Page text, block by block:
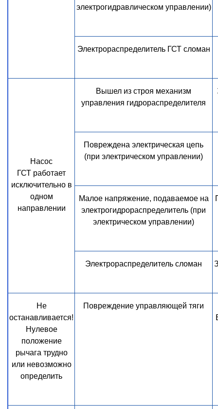
электрогидравлическом управлении)
Электрораспределитель ГСТ сломан
Насос
ГСТ работает
исключительно в
одном
направлении
Вышел из строя механизм
управления гидрораспределителя
Повреждена электрическая цепь
(при электрическом управлении)
Малое напряжение, подаваемое на
электрогидрораспределитель (при
электрическом управлении)
Электрораспределитель сломан
Не
останавливается!
Нулевое
положение
рычага трудно
или невозможно
определить
Повреждение управляющей тяги